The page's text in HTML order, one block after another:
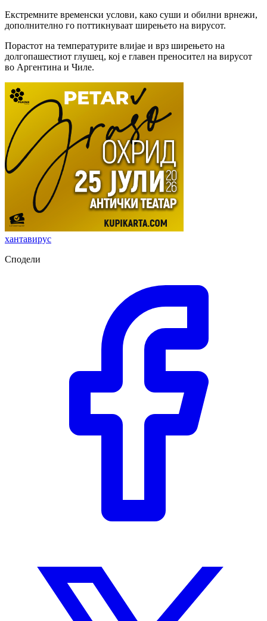
Екстремните временски услови, како суши и обилни врнежи,
дополнително го поттикнуваат ширењето на вирусот.
Порастот на температурите влијае и врз ширењето на
долгопашестиот глушец, кој е главен преносител на вирусот
во Аргентина и Чиле.
хантавирус
Сподели